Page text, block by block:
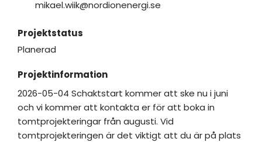
mikael.wiik@nordionenergi.se
Projektstatus
Planerad
Projektinformation
2026-05-04 Schaktstart kommer att ske nu i juni
och vi kommer att kontakta er för att boka in
tomtprojekteringar från augusti. Vid
tomtprojekteringen är det viktigt att du är på plats